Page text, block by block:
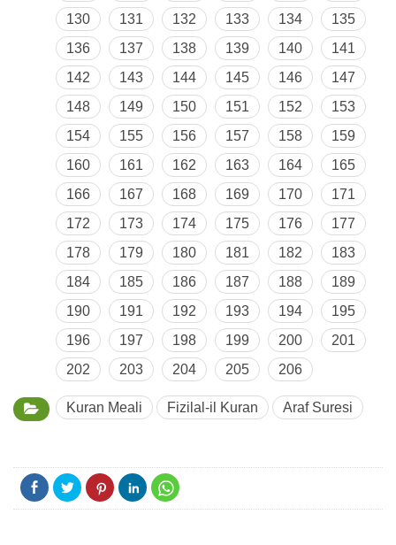
130
131 132 133 134
135
136
137 138 139 140
141
142
143 144 145 146
147
148
149 150 151 152
153
154
155 156 157 158
159
160
161 162 163 164
165
166
167 168 169 170
171
172
173 174 175 176
177
178
179 180 181 182
183
184
185 186 187 188
189
190
191 192 193 194
195
196
197 198 199 200
201
202
203 204 205 206
Kuran Meali Fizilal-il Kuran Araf Suresi